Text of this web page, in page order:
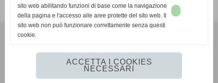
Realizzazione siti web www.sitoper.it
sito web abilitando funzioni di base come la navigazione
della pagina e l'accesso alle aree protette del sito web. Il
sito web non può funzionare correttamente senza questi
cookie.
ACCETTA I COOKIES
NECESSARI